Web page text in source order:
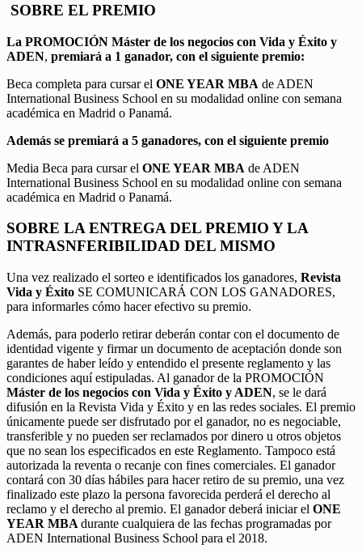
SOBRE EL PREMIO
La PROMOCIÓN Máster de los negocios con Vida y Éxito y
ADEN, premiará a 1 ganador, con el siguiente premio:
Beca completa para cursar el ONE YEAR MBA de ADEN
International Business School en su modalidad online con semana
académica en Madrid o Panamá.
Además se premiará a 5 ganadores, con el siguiente premio
Media Beca para cursar el ONE YEAR MBA de ADEN
International Business School en su modalidad online con semana
académica en Madrid o Panamá.
SOBRE LA ENTREGA DEL PREMIO Y LA
INTRASNFERIBILIDAD DEL MISMO
Una vez realizado el sorteo e identificados los ganadores, Revista
Vida y Éxito SE COMUNICARÁ CON LOS GANADORES,
para informarles cómo hacer efectivo su premio.
Además, para poderlo retirar deberán contar con el documento de
identidad vigente y firmar un documento de aceptación donde son
garantes de haber leído y entendido el presente reglamento y las
condiciones aquí estipuladas. Al ganador de la PROMOCIÓN
Máster de los negocios con Vida y Éxito y ADEN, se le dará
difusión en la Revista Vida y Éxito y en las redes sociales. El premio
únicamente puede ser disfrutado por el ganador, no es negociable,
transferible y no pueden ser reclamados por dinero u otros objetos
que no sean los especificados en este Reglamento. Tampoco está
autorizada la reventa o recanje con fines comerciales. El ganador
contará con 30 días hábiles para hacer retiro de su premio, una vez
finalizado este plazo la persona favorecida perderá el derecho al
reclamo y el derecho al premio. El ganador deberá iniciar el ONE
YEAR MBA durante cualquiera de las fechas programadas por
ADEN International Business School para el 2018.